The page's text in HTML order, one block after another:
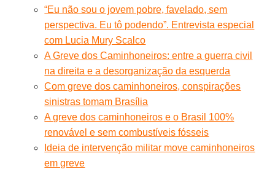
“Eu não sou o jovem pobre, favelado, sem
perspectiva. Eu tô podendo”. Entrevista especial
com Lucia Mury Scalco
A Greve dos Caminhoneiros: entre a guerra civil
na direita e a desorganização da esquerda
Com greve dos caminhoneiros, conspirações
sinistras tomam Brasília
A greve dos caminhoneiros e o Brasil 100%
renovável e sem combustíveis fósseis
Ideia de intervenção militar move caminhoneiros
em greve